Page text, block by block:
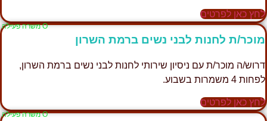
כאן לפרטים
Ο משרה פעילה
ת לחנות לבני נשים ברמת השרון
ה מוכר/ת עם ניסיון שירותי לחנות לבני נשים ברמת השרון,
4 משמרות בשבוע.
כאן לפרטים
Ο משרה פעילה